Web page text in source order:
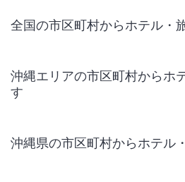
全国の市区町村からホテル・
沖縄エリアの市区町村からホ
す
沖縄県の市区町村からホテル